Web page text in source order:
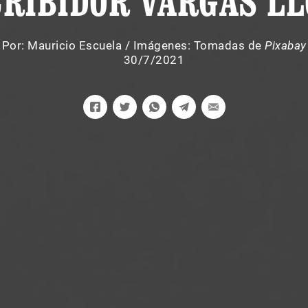
Por: Mauricio Escuela / Imágenes: Tomadas de Pixabay
30/7/2021